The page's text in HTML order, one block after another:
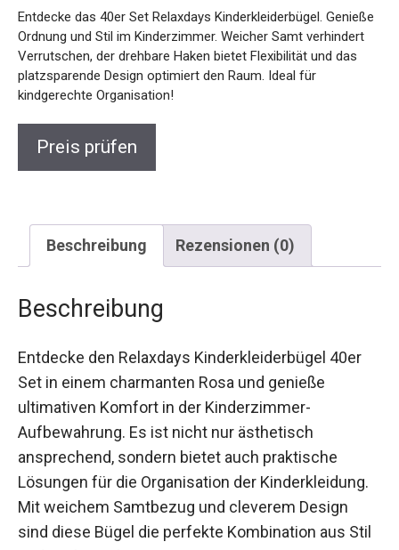
Entdecke das 40er Set Relaxdays Kinderkleiderbügel. Genieße
Ordnung und Stil im Kinderzimmer. Weicher Samt verhindert
Verrutschen, der drehbare Haken bietet Flexibilität und das
platzsparende Design optimiert den Raum. Ideal für
kindgerechte Organisation!
Preis prüfen
Beschreibung Rezensionen (0)
Beschreibung
Entdecke den Relaxdays Kinderkleiderbügel 40er
Set in einem charmanten Rosa und genieße
ultimativen Komfort in der Kinderzimmer-
Aufbewahrung. Es ist nicht nur ästhetisch
ansprechend, sondern bietet auch praktische
Lösungen für die Organisation der Kinderkleidung.
Mit weichem Samtbezug und cleverem Design
sind diese Bügel die perfekte Kombination aus Stil